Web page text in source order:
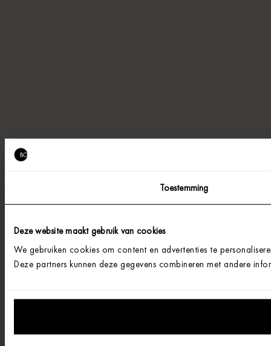
Toestemming
Deze website maakt gebruik van cookies
We gebruiken cookies om content en advertenties te
Deze partners kunnen deze gegevens combineren met andere